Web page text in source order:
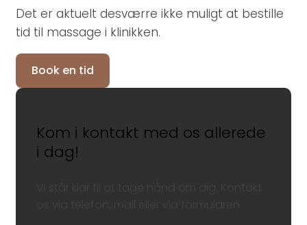
Det er aktuelt desværre ikke muligt at bestille
tid til massage i klinikken.
Book en tid
Kom i kontakt med os allerede
i dag!